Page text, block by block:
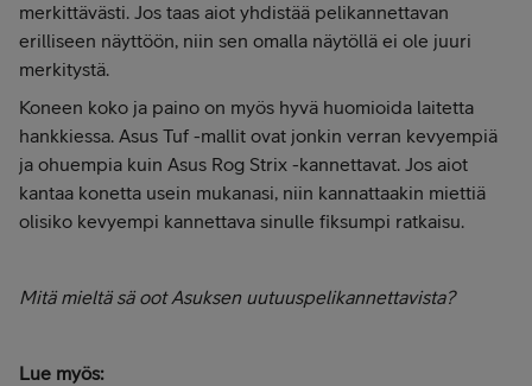
merkittävästi. Jos taas aiot yhdistää pelikannettavan
erilliseen näyttöön, niin sen omalla näytöllä ei ole juuri
merkitystä.
Koneen koko ja paino on myös hyvä huomioida laitetta
hankkiessa. Asus Tuf -mallit ovat jonkin verran kevyempiä
ja ohuempia kuin Asus Rog Strix -kannettavat. Jos aiot
kantaa konetta usein mukanasi, niin kannattaakin miettiä
olisiko kevyempi kannettava sinulle fiksumpi ratkaisu.
Mitä mieltä sä oot Asuksen uutuuspelikannettavista?
Lue myös: